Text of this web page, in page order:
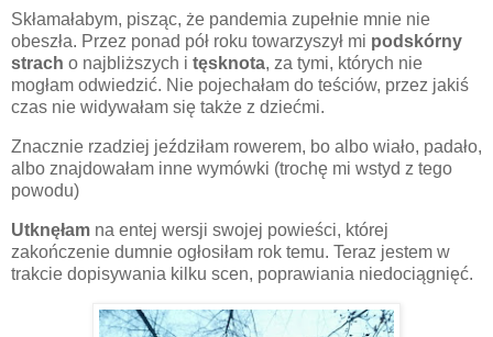
Skłamałabym, pisząc, że pandemia zupełnie mnie nie
obeszła. Przez ponad pół roku towarzyszył mi podskórny
strach o najbliższych i tęsknota, za tymi, których nie
mogłam odwiedzić. Nie pojechałam do teściów, przez jakiś
czas nie widywałam się także z dziećmi.
Znacznie rzadziej jeździłam rowerem, bo albo wiało, padało,
albo znajdowałam inne wymówki (trochę mi wstyd z tego
powodu)
Utknęłam na entej wersji swojej powieści, której
zakończenie dumnie ogłosiłam rok temu. Teraz jestem w
trakcie dopisywania kilku scen, poprawiania niedociągnięć.